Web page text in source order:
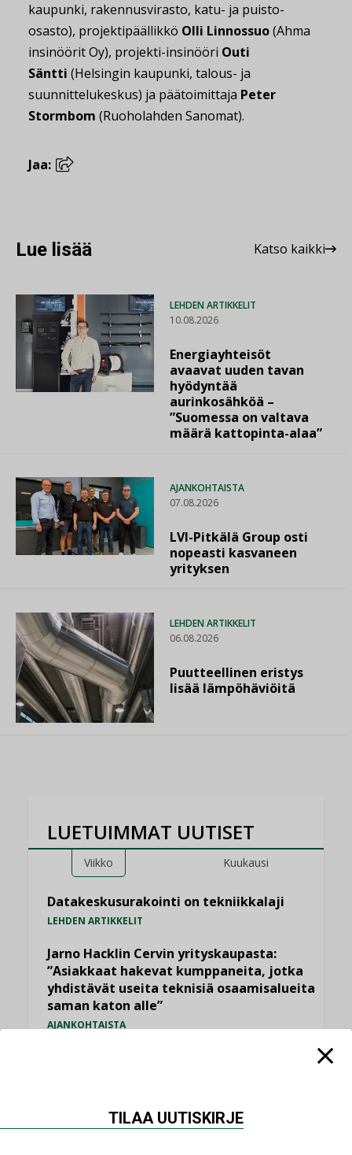
kaupunki, rakennusvirasto, katu- ja puisto-
osasto), projektipäällikkö Olli Linnossuo(Ahma
insinöörit Oy), projekti-insinööri Outi
Säntti (Helsingin kaupunki, talous- ja
suunnittelukeskus) ja päätoimittaja Peter
Stormbom (Ruoholahden Sanomat).
Jaa:
Lue lisää Katso kaikki
LEHDEN ARTIKKELIT
10.08.2026
Energiayhteisöt
avaavat uuden tavan
hyödyntää
aurinkosähköä –
”Suomessa on valtava
määrä kattopinta-alaa”
AJANKOHTAISTA
07.08.2026
LVI-Pitkälä Group osti
nopeasti kasvaneen
yrityksen
LEHDEN ARTIKKELIT
06.08.2026
Puutteellinen eristys
lisää lämpöhäviöitä
LUETUIMMAT UUTISET
Viikko Kuukausi
Datakeskusurakointi on tekniikkalaji
LEHDEN ARTIKKELIT
Jarno Hacklin Cervin yrityskaupasta:
”Asiakkaat hakevat kumppaneita, jotka
yhdistävät useita teknisiä osaamisalueita
saman katon alle”
AJANKOHTAISTA
AJANKOHTAISTA TILAAJILLE
TILAA UUTISKIRJE